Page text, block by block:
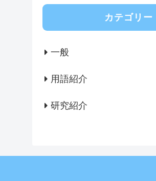
カテゴリー
一般
用語紹介
研究紹介